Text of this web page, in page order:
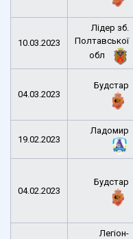
10.03.2023
Лідер зб.
Полтавської
обл
04.03.2023
Будстар
19.02.2023
Ладомир
04.02.2023
Будстар
Легіон-